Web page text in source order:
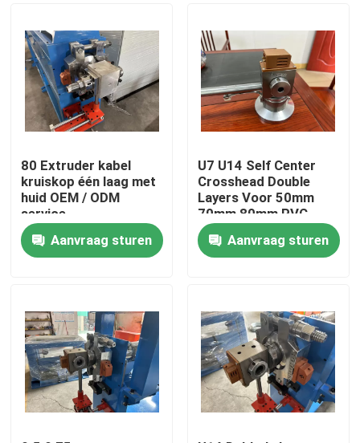
Producten
Video's
Over ons
Fabriekstocht
Kwaliteitscontrole
Vraag een offerte
Cable Extruder Machine
80 Extruder kabel
kruiskop één laag met
huid OEM / ODM
service
Aanvraag sturen
U7 U14 Self Center
Crosshead Double
Layers Voor 50mm
70mm 80mm PVC
Cable Extruder Line
Aanvraag sturen